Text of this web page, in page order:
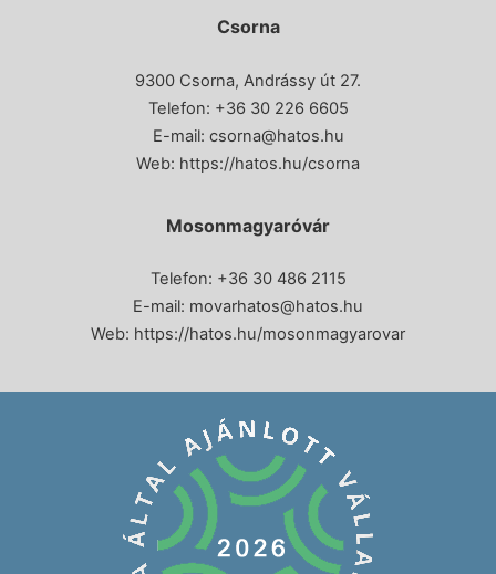
Csorna
9300 Csorna, Andrássy út 27.
Telefon: +36 30 226 6605
E-mail: csorna@hatos.hu
Web: https://hatos.hu/csorna
Mosonmagyaróvár
Telefon: +36 30 486 2115
E-mail: movarhatos@hatos.hu
Web: https://hatos.hu/mosonmagyarovar